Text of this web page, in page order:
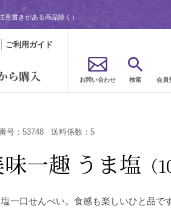
意書きがある商品除く）
ご利用ガイド
ら購入 お問い合わせ 検索 会員
号： 53748 送料係数： 5
一趣 うま塩 （
一口せんべい。食感も楽しいひと品です